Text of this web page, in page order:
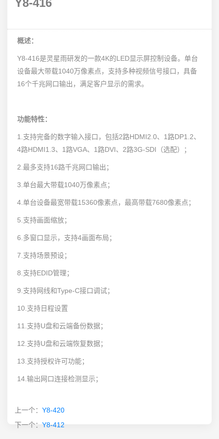
概述：
Y8-416是灵星雨研发的一款4K的LED显示屏控制设备。单台
设备最大带载1040万像素点，支持多种视频信号接口，具备
16个千兆网口输出，满足客户显示的需求。
功能特性：
1.支持完备的数字输入接口，包括2路HDMI2.0、1路DP1.2、
4路HDMI1.3、1路VGA、1路DVI、2路3G-SDI（选配）；
2.最多支持16路千兆网口输出；
3.单台最大带载1040万像素点；
4.单台设备最宽带载15360像素点，最高带载7680像素点；
5.支持画面缩放；
6.多窗口显示，支持4画面布局；
7.支持场景预设；
8.支持EDID管理；
9.支持网线和Type-C接口调试；
10.支持日程设置
11.支持U盘和云端备份数据；
12.支持U盘和云端恢复数据；
13.支持授权许可功能；
14.输出网口连接检测显示；
上一个： Y8-420
下一个： Y8-412